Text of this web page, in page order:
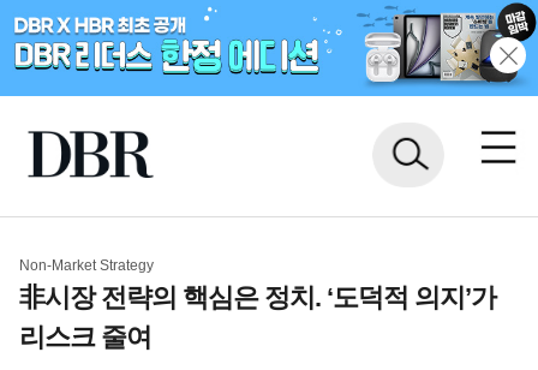
Non-Market Strategy
非시장 전략의 핵심은 정치. ‘도덕적 의지’가
리스크 줄여